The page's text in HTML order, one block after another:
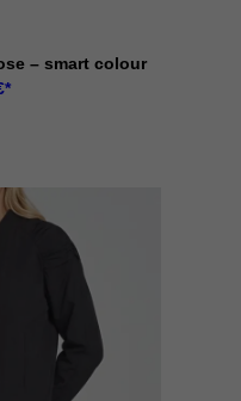
– smart colour